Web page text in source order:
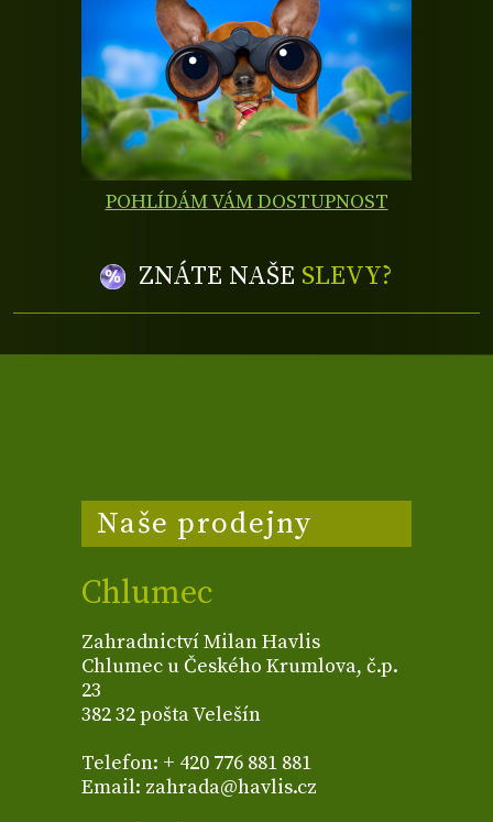
POHLÍDÁM VÁM DOSTUPNOST
ZNÁTE NAŠE SLEVY?
Naše prodejny
Chlumec
Zahradnictví Milan Havlis
Chlumec u Českého Krumlova, č.p.
23
382 32 pošta Velešín
Telefon: + 420 776 881 881
Email: zahrada@havlis.cz